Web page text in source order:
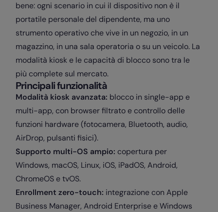
bene: ogni scenario in cui il dispositivo non è il
portatile personale del dipendente, ma uno
strumento operativo che vive in un negozio, in un
magazzino, in una sala operatoria o su un veicolo. La
modalità kiosk e le capacità di blocco sono tra le
più complete sul mercato.
Principali funzionalità
Modalità kiosk avanzata: blocco in single-app e
multi-app, con browser filtrato e controllo delle
funzioni hardware (fotocamera, Bluetooth, audio,
AirDrop, pulsanti fisici).
Supporto multi-OS ampio: copertura per
Windows, macOS, Linux, iOS, iPadOS, Android,
ChromeOS e tvOS.
Enrollment zero-touch: integrazione con Apple
Business Manager, Android Enterprise e Windows